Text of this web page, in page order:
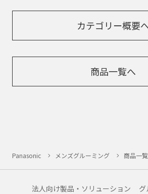
カテゴリー概要
商品一覧へ
Panasonic メンズグルーミング 商品一覧
法人向け製品・ソリューション グ